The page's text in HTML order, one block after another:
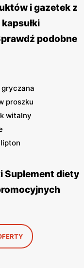
i gazetek z
podobne
gryczana
proszku
witalny
Suplement diety